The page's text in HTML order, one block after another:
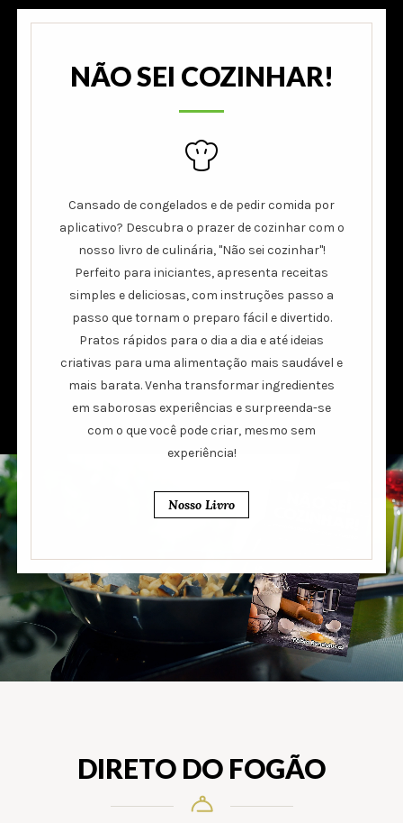
NÃO SEI COZINHAR!
Cansado de congelados e de pedir comida por
aplicativo? Descubra o prazer de cozinhar com o
nosso livro de culinária, "Não sei cozinhar"!
Perfeito para iniciantes, apresenta receitas
simples e deliciosas, com instruções passo a
passo que tornam o preparo fácil e divertido.
Pratos rápidos para o dia a dia e até ideias
criativas para uma alimentação mais saudável e
mais barata. Venha transformar ingredientes
em saborosas experiências e surpreenda-se
com o que você pode criar, mesmo sem
experiência!
Nosso Livro
DIRETO DO FOGÃO